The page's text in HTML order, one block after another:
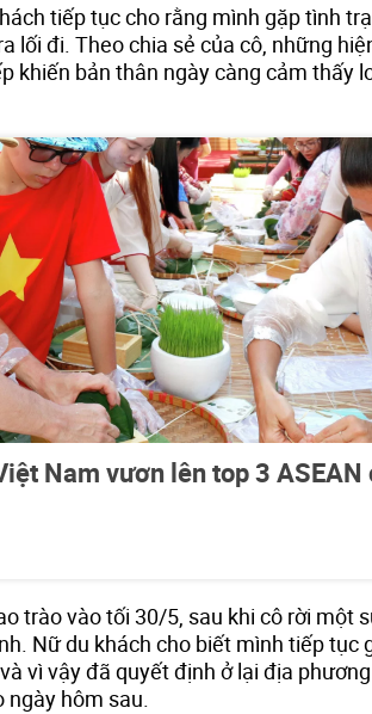
tiếp tục cho rằng mình gặp tình
lối đi. Theo chia sẻ của cô, những
khiến bản thân ngày càng cảm thấy
Nam vươn lên top 3 ASEAN
trào vào tối 30/5, sau khi cô rời một
Nữ du khách cho biết mình tiếp tục
vì vậy đã quyết định ở lại địa
hôm sau.